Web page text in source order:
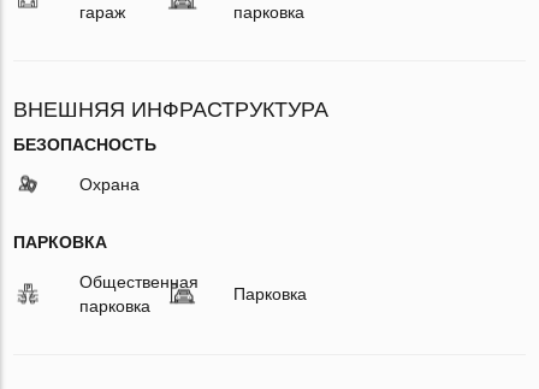
гараж
парковка
ВНЕШНЯЯ ИНФРАСТРУКТУРА
БЕЗОПАСНОСТЬ
Охрана
ПАРКОВКА
Общественная
парковка
Парковка